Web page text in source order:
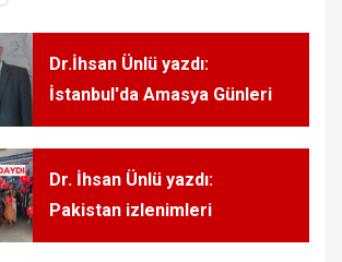
Dr.İhsan Ünlü yazdı:
İstanbul'da Amasya Günleri
Dr. İhsan Ünlü yazdı:
Pakistan izlenimleri